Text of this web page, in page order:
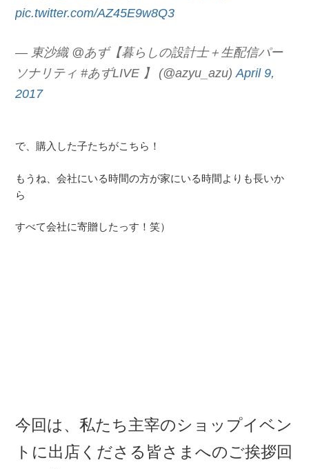
pic.twitter.com/AZ45E9w8Q3
— 東沙織 @あず【暮らしの設計士＋生配信パー
ソナリティ #あずLIVE 】 (@azyu_azu)April 9,
2017
で、購入した子たちがこちら！
もうね、会社にいる時間の方が家にいる時間よりも長いか
ら
すべて会社に寄贈したっす！笑）
今回は、私たち主宰のショップイベン
トに出店くださる皆さまへのご挨拶回